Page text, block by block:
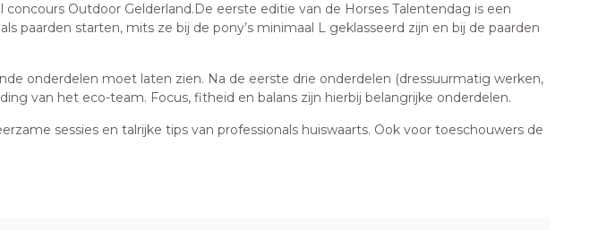
Outdoor Gelderland.De eerste editie van de Horses Talentendag is een
paarden starten, mits ze bij de pony’s minimaal L geklasseerd zijn en bij de paarden
onderdelen moet laten zien. Na de eerste drie onderdelen (dressuurmatig werken,
van het eco-team. Focus, fitheid en balans zijn hierbij belangrijke onderdelen.
sessies en talrijke tips van professionals huiswaarts. Ook voor toeschouwers de